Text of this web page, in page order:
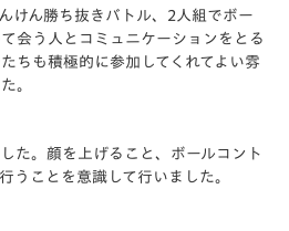
けん勝ち抜きバトル、2人組でボー
会う人とコミュニケーションをとる
ちも積極的に参加してくれてよい雰
。
た。顔を上げること、ボールコント
うことを意識して行いました。